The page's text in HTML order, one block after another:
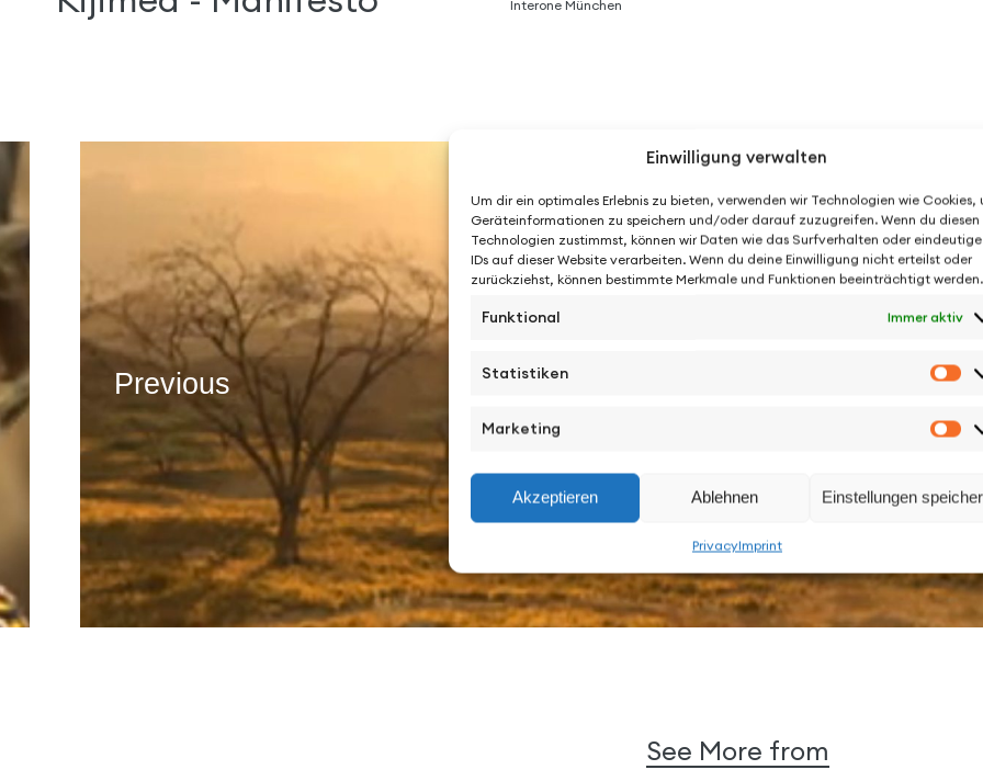
Einwilligung verwalten
Um dir ein optimales Erlebnis zu bieten, verwenden wir Technologien wie Cookies,
Geräteinformationen zu speichern und/oder darauf zuzugreifen. Wenn du diesen
Technologien zustimmst, können wir Daten wie das Surfverhalten oder eindeutige
IDs auf dieser Website verarbeiten. Wenn du deine Einwilligung nicht erteilst oder
zurückziehst, können bestimmte Merkmale und Funktionen beeinträchtigt werden.
Funktional Immer aktiv
Statistiken
Marketing
Akzeptieren Ablehnen Einstellungen
PrivacyImprint
Interone München
Previous
See More from